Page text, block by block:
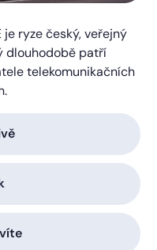
ryze český, veřejný
dlouhodobě patří
telekomunikačních